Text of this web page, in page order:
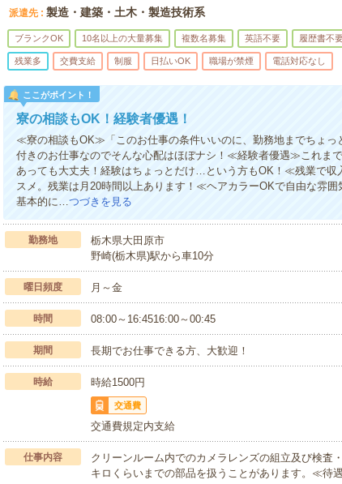
派遣先 製造・建築・土木・製造技術系
ブランクOK 10名以上の大量募集 複数名募集 英語不要 履歴書不
残業多 交費支給 制服 日払いOK 職場が禁煙 電話対応なし
ここがポイント！
寮の相談もOK！経験者優遇！
≪寮の相談もOK≫「このお仕事の条件いいのに、勤務地までちょ
付きのお仕事なのでそんな心配はほぼナシ！≪経験者優遇≫これま
あっても大丈夫！経験はちょっとだけ…という方もOK！≪残業で
スメ。残業は月20時間以上あります！≪ヘアカラーOKで自由な雰
基本的に…つづきを見る
勤務地
栃木県大田原市
野崎(栃木県)駅から車10分
曜日頻度 月～金
時間 08:00～16:4516:00～00:45
期間 長期でお仕事できる方、大歓迎！
時給 時給1500円
交通費
交通費規定内支給
仕事内容
クリーンルーム内でのカメラレンズの組立及び検査
キロくらいまでの部品を扱うことがあります。≪待